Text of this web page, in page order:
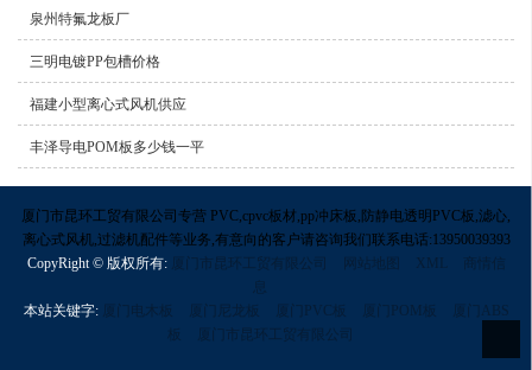
泉州特氟龙板厂
三明电镀PP包槽价格
福建小型离心式风机供应
丰泽导电POM板多少钱一平
厦门市昆环工贸有限公司专营 PVC,cpvc板材,pp冲床板,防静电透明PVC板,滤心,
离心式风机,过滤机配件等业务,有意向的客户请咨询我们联系电话:13950039393
CopyRight © 版权所有: 厦门市昆环工贸有限公司 网站地图 XML
商情信
息
本站关键字: 厦门电木板 厦门尼龙板 厦门PVC板 厦门POM板
厦门ABS
板
厦门市昆环工贸有限公司